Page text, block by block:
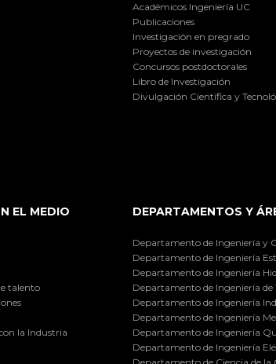
Académicos Ingeniería UC
Publicaciones
Investigación en pregrado
Proyectos de investigación
Concursos postdoctorales
Libro de Investigación
Divulgación Científica y
EL MEDIO
talento
la Industria
DEPARTAMENTOS Y
Departamento de Ingeniería y
Departamento de Ingeniería
Departamento de Ingeniería
Departamento de Ingeniería
Departamento de Ingeniería
Departamento de Ingeniería
Departamento de Ingeniería
Departamento de Ingeniería